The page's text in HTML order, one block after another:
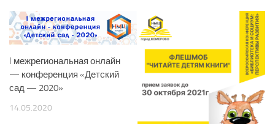
I межрегиональная онлайн
— конференция «Детский
сад — 2020»
14.05.2020